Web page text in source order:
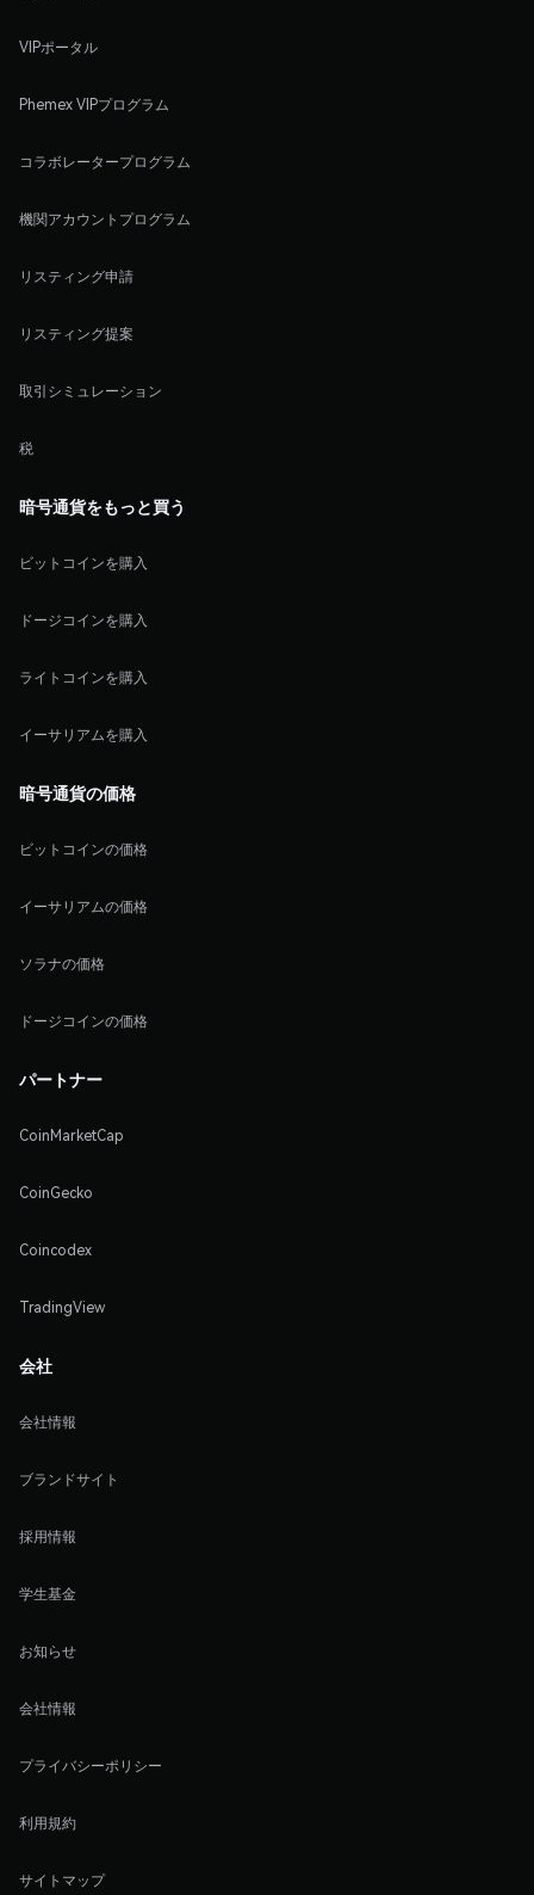
VIPポータル
Phemex VIPプログラム
コラボレータープログラム
機関アカウントプログラム
リスティング申請
リスティング提案
取引シミュレーション
税
暗号通貨をもっと買う
ビットコインを購入
ドージコインを購入
ライトコインを購入
イーサリアムを購入
暗号通貨の価格
ビットコインの価格
イーサリアムの価格
ソラナの価格
ドージコインの価格
パートナー
CoinMarketCap
CoinGecko
Coincodex
TradingView
会社
会社情報
ブランドサイト
採用情報
学生基金
お知らせ
会社情報
プライバシーポリシー
利用規約
サイトマップ